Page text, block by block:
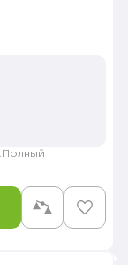
Полный